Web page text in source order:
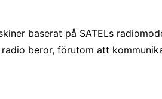
baserat på SATELs
beror, förutom att